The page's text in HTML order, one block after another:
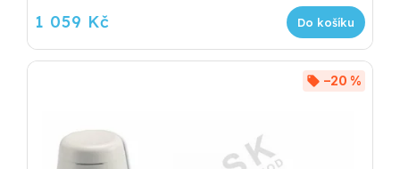
1 059 Kč Do košíku
–20 %